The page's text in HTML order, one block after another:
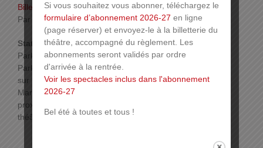
Billetterie en ligne
Par téléphone ou sur place.Plus d’infos
Stationnement :
Parking Réunion : 2 € les 4h,
Parking des Maréchaux, ouvert tous les jours 24h
sur 24h. En empruntant l’issue piétonne « Cour des
Maréchaux », la sortie du parking s’effectue à
proximité de la place de la Réunion, à deux pas du
théâtre.
Si vous souhaitez vous abonner, téléchargez le
formulaire d’abonnement 2026-27 en ligne
(page réserver) et envoyez-le à la billetterie du
théâtre, accompagné du règlement. Les
abonnements seront validés par ordre
d'arrivée à la rentrée.
Voir les spectacles inclus dans l'abonnement
2026-27
Bel été à toutes et tous !